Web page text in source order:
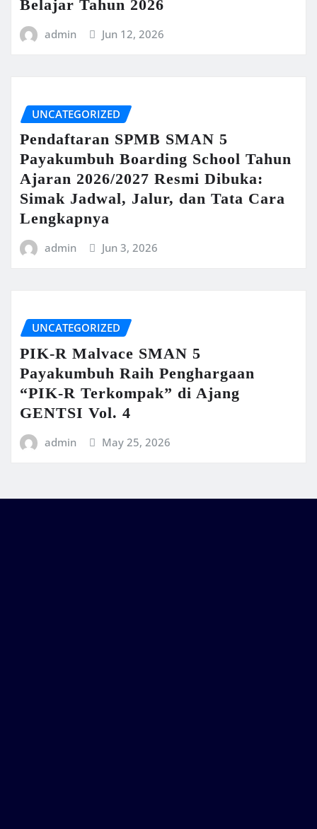
Belajar Tahun 2026
admin Jun 12, 2026
UNCATEGORIZED
Pendaftaran SPMB SMAN 5
Payakumbuh Boarding School Tahun
Ajaran 2026/2027 Resmi Dibuka:
Simak Jadwal, Jalur, dan Tata Cara
Lengkapnya
admin Jun 3, 2026
UNCATEGORIZED
PIK-R Malvace SMAN 5
Payakumbuh Raih Penghargaan
“PIK-R Terkompak” di Ajang
GENTSI Vol. 4
admin May 25, 2026